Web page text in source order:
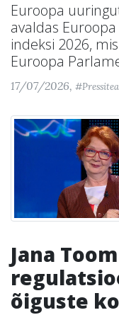
Euroopa
avaldas
indeksi 2026,
Euroopa
17/07/2026,
Jana
õiguste